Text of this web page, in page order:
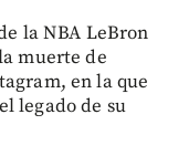
la NBA LeBron
muerte de
en la que
legado de su